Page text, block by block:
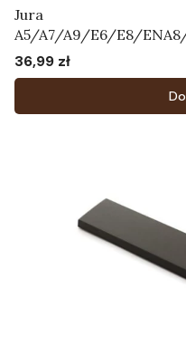
Jura
A5/A7/A9/E6/E8/
napowietrzacz "grzybek"
Cena
36,99 zł